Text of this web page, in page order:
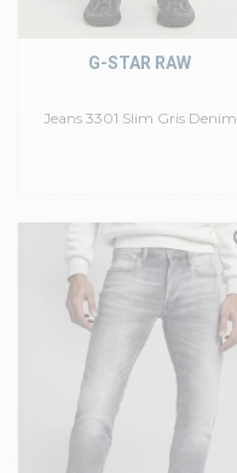
Jeans 3301 Slim Gris Denim
G-STAR RAW